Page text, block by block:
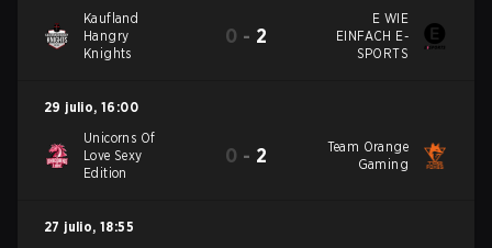
Kaufland
Hangry
Knights
0 - 2
E WIE
EINFACH E-
SPORTS
29 julio, 16:00
Unicorns Of
Love Sexy
Edition
0 - 2
Team Orange
Gaming
27 julio, 18:55